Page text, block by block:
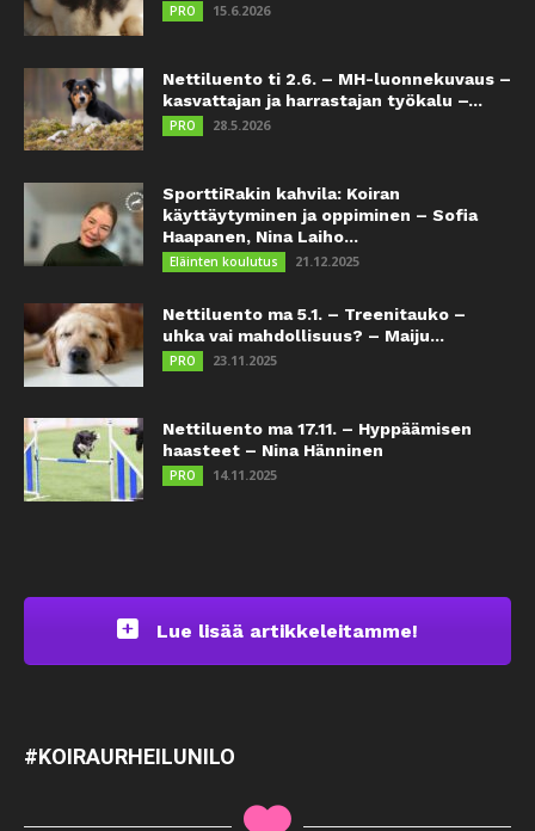
PRO 15.6.2026
Nettiluento ti 2.6. – MH-luonnekuvaus –
kasvattajan ja harrastajan työkalu –...
PRO 28.5.2026
SporttiRakin kahvila: Koiran
käyttäytyminen ja oppiminen – Sofia
Haapanen, Nina Laiho...
Eläinten koulutus 21.12.2025
Nettiluento ma 5.1. – Treenitauko –
uhka vai mahdollisuus? – Maiju...
PRO 23.11.2025
Nettiluento ma 17.11. – Hyppäämisen
haasteet – Nina Hänninen
PRO 14.11.2025
Lue lisää artikkeleitamme!
#KOIRAURHEILUNILO